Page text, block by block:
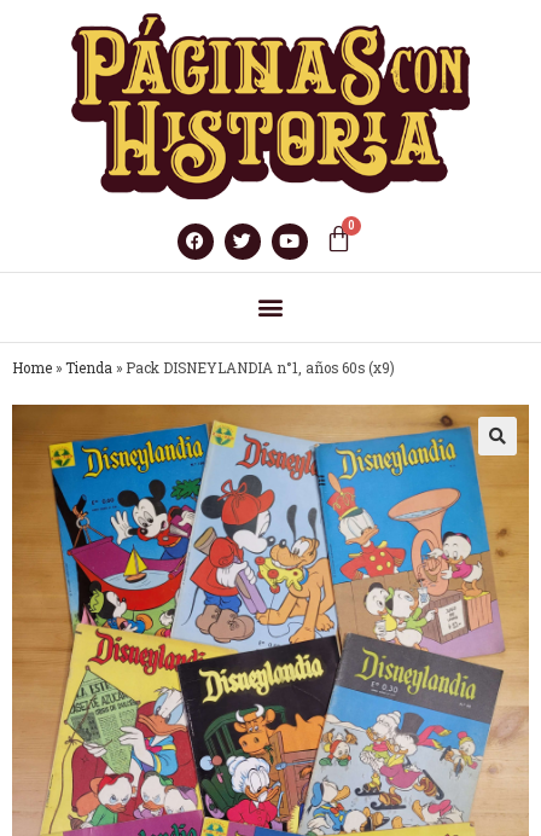
Home » Tienda » Pack DISNEYLANDIA n°1, años 60s (x9)